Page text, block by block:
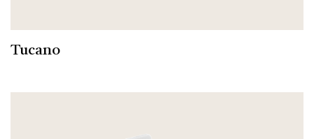
Tucano